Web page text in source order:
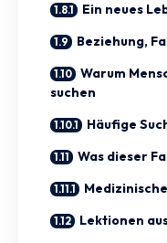
Ein neues
Beziehung,
Warum
suchen
Häufige
Was dieser
Lektionen